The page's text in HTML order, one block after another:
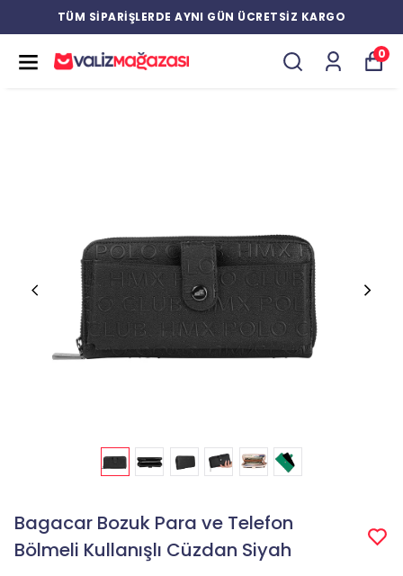
TÜM SİPARİŞLERDE AYNI GÜN ÜCRETSİZ KARGO
0
Bagacar Bozuk Para ve Telefon
Bölmeli Kullanışlı Cüzdan Siyah